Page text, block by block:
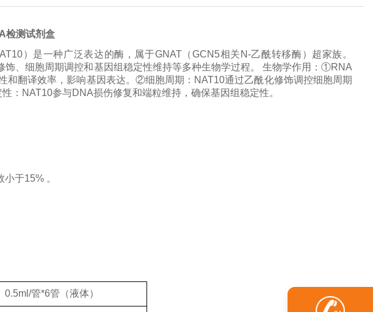
检测试剂盒
）是一种广泛表达的酶，属于GNAT（GCN5相关N-乙酰转移酶）超家族。
、细胞周期调控和基因组稳定性维持等多种生物学过程。
生物学作用 ：①RNA
翻译效率，影响基因表达。 ②细胞周期：NAT10通过乙酰化修饰调控细胞周期
：NAT10参与DNA损伤修复和端粒维持，确保基因组稳定性。
于15% 。
0.5ml/管*6管（液体）